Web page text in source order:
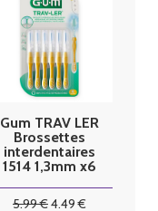
Gum TRAV LER
Brossettes
interdentaires
1514 1,3mm x6
5.99€4.49 €